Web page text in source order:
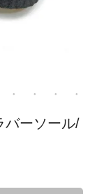
バーソール/